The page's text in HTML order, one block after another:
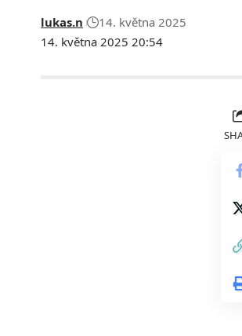
14. května 2025 20:54
lukas.n 14. května 2025